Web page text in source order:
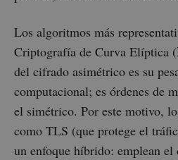
Los algoritmos más
Criptografía de Curva Elíptica (
del cifrado asimétrico es su
computacional; es órdenes de
el simétrico. Por este motivo,
como TLS (que protege el
un enfoque híbrido: emplean